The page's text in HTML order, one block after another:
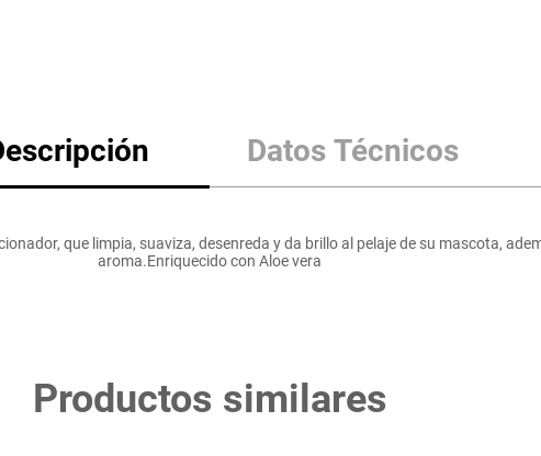
Datos Técnicos
que limpia, suaviza, desenreda y da brillo al pelaje de su mascota,
aroma.Enriquecido con Aloe vera
Productos similares